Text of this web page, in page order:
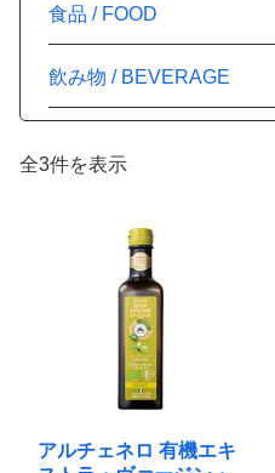
食品 / FOOD
飲み物 / BEVERAGE
全3件を表示
アルチェネロ 有機エキ